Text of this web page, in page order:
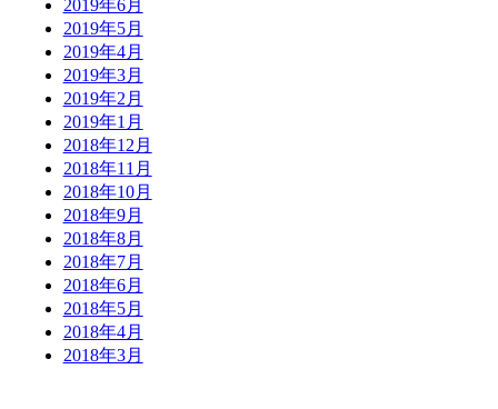
2019年6月
2019年5月
2019年4月
2019年3月
2019年2月
2019年1月
2018年12月
2018年11月
2018年10月
2018年9月
2018年8月
2018年7月
2018年6月
2018年5月
2018年4月
2018年3月